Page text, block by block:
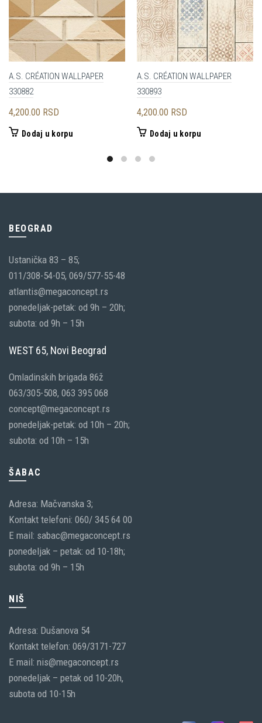
A.S. CRÉATION WALLPAPER
330882
4,200.00 RSD
Dodaj u korpu
A.S. CRÉATION WALLPAPER
330893
4,200.00 RSD
Dodaj u korpu
BEOGRAD
Ustanička 83 – 85;
011/308-54-05, 069/577-55-48
atlantis@megaconcept.rs
ponedeljak-petak: od 9h – 20h;
subota: od 9h – 15h
WEST 65, Novi Beograd
Omladinskih brigada 86ž
063/305-508, 063 395 068
concept@megaconcept.rs
ponedeljak-petak: od 10h – 20h;
subota: od 10h – 15h
ŠABAC
Adresa: Mačvanska 3;
Kontakt telefoni: 060/ 345 64 00
E mail: sabac@megaconcept.rs
ponedeljak – petak: od 10-18h;
subota: od 9h – 15h
NIŠ
Adresa: Dušanova 54
Kontakt telefon: 069/3171-727
E mail: nis@megaconcept.rs
ponedeljak – petak od 10-20h,
subota od 10-15h